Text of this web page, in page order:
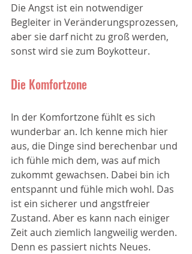
Die Angst ist ein notwendiger
Begleiter in Veränderungsprozessen,
aber sie darf nicht zu groß werden,
sonst wird sie zum Boykotteur.
Die Komfortzone
In der Komfortzone fühlt es sich
wunderbar an. Ich kenne mich hier
aus, die Dinge sind berechenbar und
ich fühle mich dem, was auf mich
zukommt gewachsen. Dabei bin ich
entspannt und fühle mich wohl. Das
ist ein sicherer und angstfreier
Zustand. Aber es kann nach einiger
Zeit auch ziemlich langweilig werden.
Denn es passiert nichts Neues.